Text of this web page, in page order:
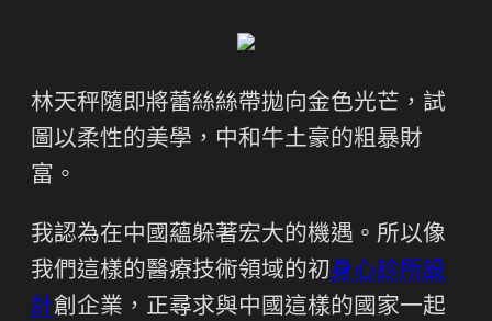
林天秤隨即將蕾絲絲帶拋向金色光芒，試
圖以柔性的美學，中和牛土豪的粗暴財
富。
我認為在中國蘊躲著宏大的機遇。所以像
我們這樣的醫療技術領域的初身心診所設
計創企業，正尋求與中國這樣的國家一起